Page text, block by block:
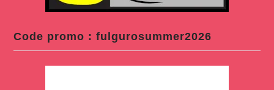
Code promo : fulgurosummer2026